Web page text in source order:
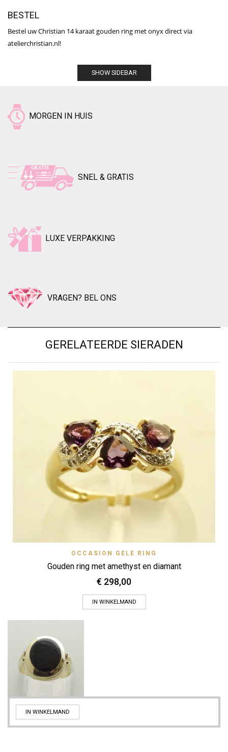
BESTEL
Bestel uw Christian 14 karaat gouden ring met onyx direct via
atelierchristian.nl!
SHOW SIDEBAR
MORGEN IN HUIS
SNEL & GRATIS
LUXE VERPAKKING
VRAGEN? BEL ONS
GERELATEERDE SIERADEN
OCCASION GELE RING
Gouden ring met amethyst en diamant
€ 298,00
IN WINKELMAND
IN WINKELMAND